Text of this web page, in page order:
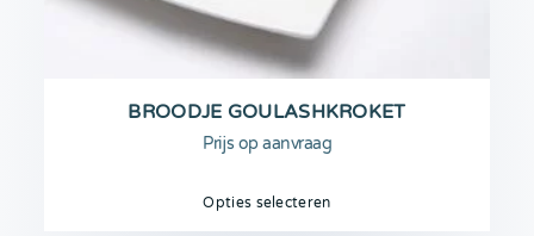
BROODJE GOULASHKROKET
Prijs op aanvraag
Opties selecteren